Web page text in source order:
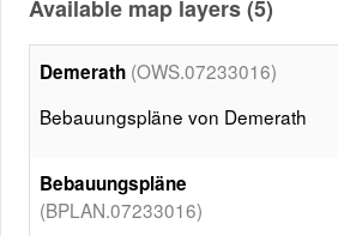
Available map layers (5)
Demerath (OWS.07233016)
Bebauungspläne von Demerath
Bebauungspläne
(BPLAN.07233016)